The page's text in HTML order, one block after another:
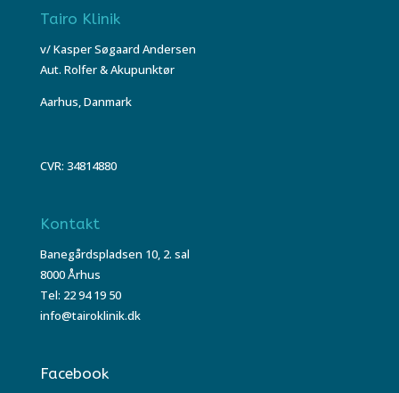
Tairo Klinik
v/ Kasper Søgaard Andersen
Aut. Rolfer & Akupunktør
Aarhus, Danmark
CVR: 34814880
Kontakt
Banegårdspladsen 10, 2. sal
8000 Århus
Tel: 22 94 19 50
info@tairoklinik.dk
Facebook